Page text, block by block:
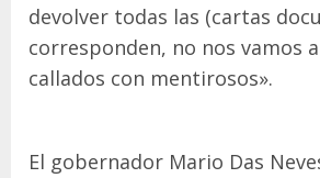
devolver todas las (cartas
corresponden, no nos vamos
callados con mentirosos».
El gobernador Mario Das